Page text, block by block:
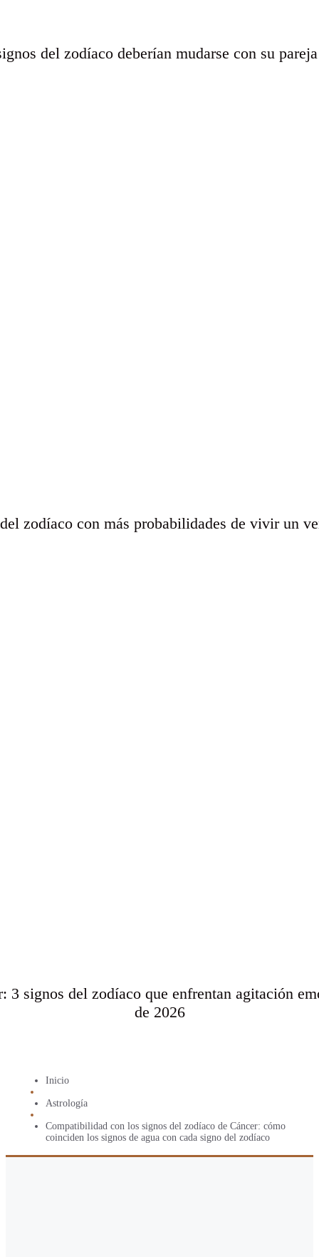
del zodíaco deberían mudarse con su
zodíaco con más probabilidades de vivir un
3 signos del zodíaco que enfrentan agitación
de 2026
Inicio
Astrología
Compatibilidad con los signos del zodíaco de Cáncer: cómo
coinciden los signos de agua con cada signo del zodíaco